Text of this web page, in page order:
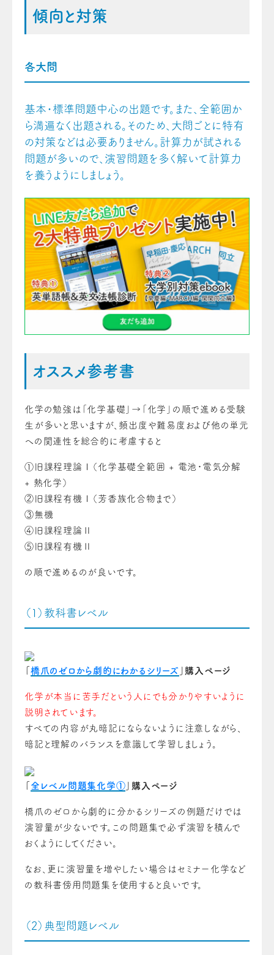
傾向と対策
各大問
基本・標準問題中心の出題です。また、全範囲か
ら満遍なく出題される。そのため、大問ごとに特有
の対策などは必要ありません。計算力が試される
問題が多いので、演習問題を多く解いて計算力
を養うようにしましょう。
オススメ参考書
化学の勉強は「化学基礎」→「化学」の順で進める受験
生が多いと思いますが、頻出度や難易度および他の単元
への関連性を総合的に考慮すると
①旧課程理論Ⅰ（化学基礎全範囲 + 電池・電気分解
+ 熱化学）
②旧課程有機Ⅰ（芳香族化合物まで）
③無機
④旧課程理論Ⅱ
⑤旧課程有機Ⅱ
の順で進めるのが良いです。
（1）教科書レベル
橋爪のゼロから劇的にわかるシリーズ 」購入ページ
化学が本当に苦手だという人にでも分かりやすいように
説明されています。
すべての内容が丸暗記にならないように注意しながら、
暗記と理解のバランスを意識して学習しましょう。
全レベル問題集化学① 」購入ページ
橋爪のゼロから劇的に分かるシリーズの例題だけでは
演習量が少ないです。 この問題集で必ず演習を積んで
おくようにしてください。
なお、更に演習量を増やしたい場合はセミナー化学など
の教科書傍用問題集を使用すると良いです。
（2）典型問題レベル